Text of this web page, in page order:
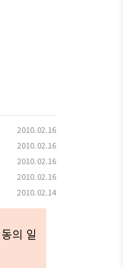
2010.02.16
2010.02.16
2010.02.16
2010.02.16
2010.02.14
의 일